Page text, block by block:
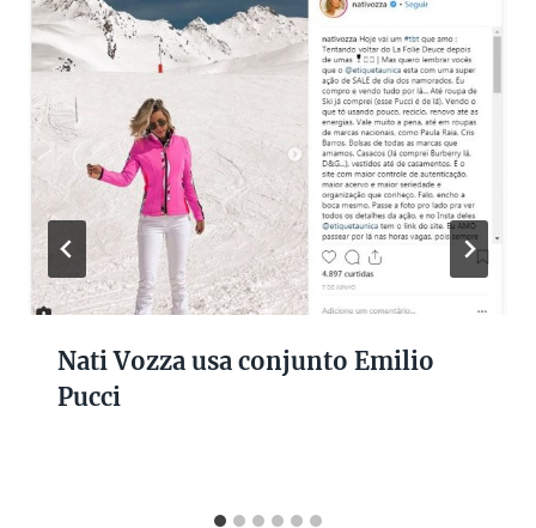
Nati Vozza usa conjunto Emilio
Pucci